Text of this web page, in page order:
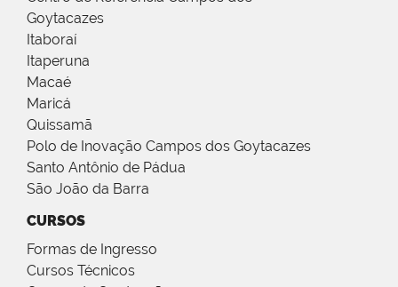
Goytacazes
Itaboraí
Itaperuna
Macaé
Maricá
Quissamã
Polo de Inovação Campos dos Goytacazes
Santo Antônio de Pádua
São João da Barra
CURSOS
Formas de Ingresso
Cursos Técnicos